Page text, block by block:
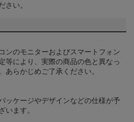
さい。
ンのモニターおよびスマートフォン
等により、実際の商品の色と異なっ
あらかじめご了承ください。
ッケージやデザインなどの仕様が予
います。